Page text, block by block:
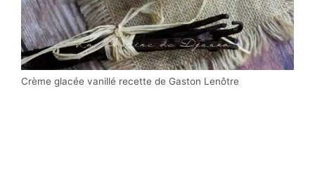
Crème glacée vanillé recette de Gaston Lenôtre